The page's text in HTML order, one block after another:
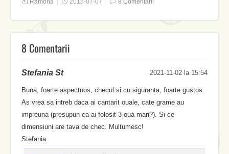
Ramona 2015-07-07 8 Comentarii
8 Comentarii
Stefania St 2021-11-02 la 15:54
Buna, foarte aspectuos, checul si cu siguranta, foarte gustos.
As vrea sa intreb daca ai cantarit ouale, cate grame au
impreuna (presupun ca ai folosit 3 oua mari?). Si ce
dimensiuni are tava de chec. Multumesc!
Stefania